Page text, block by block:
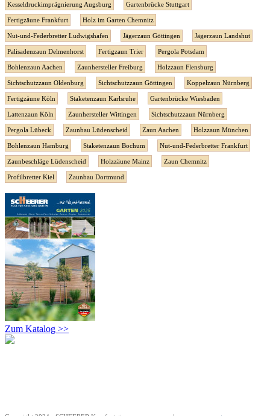
Kesseldruckimprägnierung Augsburg Gartenbrücke Stuttgart
Fertigzäune Frankfurt Holz im Garten Chemnitz
Nut-und-Federbretter Ludwigshafen Jägerzaun Göttingen Jägerzaun Landshut
Palisadenzaun Delmenhorst Fertigzaun Trier Pergola Potsdam
Bohlenzaun Aachen Zaunhersteller Freiburg Holzzaun Flensburg
Sichtschutzzaun Oldenburg Sichtschutzzaun Göttingen Koppelzaun Nürnberg
Fertigzäune Köln Staketenzaun Karlsruhe Gartenbrücke Wiesbaden
Lattenzaun Köln Zaunhersteller Wittingen Sichtschutzzaun Nürnberg
Pergola Lübeck Zaunbau Lüdenscheid Zaun Aachen Holzzaun München
Bohlenzaun Hamburg Staketenzaun Bochum Nut-und-Federbretter Frankfurt
Zaunbeschläge Lüdenscheid Holzzäune Mainz Zaun Chemnitz
Profilbretter Kiel Zaunbau Dortmund
Zum Katalog >>